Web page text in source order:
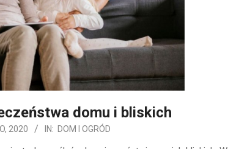
domu i bliskich
2020 IN: DOM I OGRÓD